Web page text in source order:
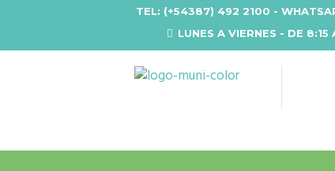
TEL: (+54387) 492 2100 -
LUNES A VIERNES - DE 8:15